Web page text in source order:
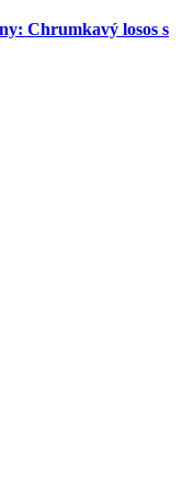
Chrumkavý losos s